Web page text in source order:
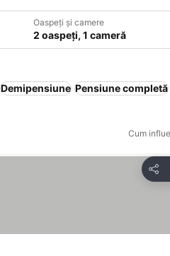
Oaspeți și camere
2 oaspeți, 1 cameră
Demipensiune Pensiune completă
Cum